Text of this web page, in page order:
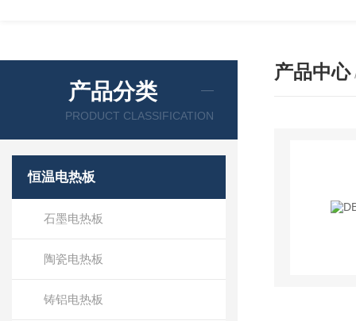
产品分类
PRODUCT CLASSIFICATION
恒温电热板
石墨电热板
陶瓷电热板
铸铝电热板
产品中心